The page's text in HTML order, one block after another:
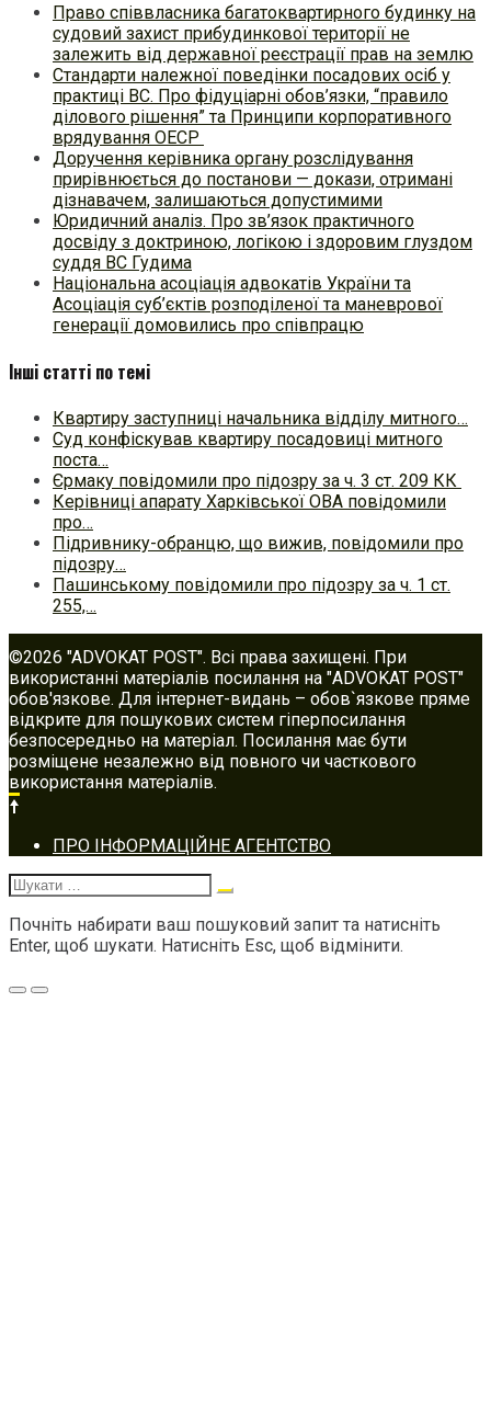
Право співвласника багатоквартирного будинку на
судовий захист прибудинкової території не
залежить від державної реєстрації прав на землю
Стандарти належної поведінки посадових осіб у
практиці ВC. Про фідуціарні обов’язки, “правило
ділового рішення” та Принципи корпоративного
врядування ОЕСР
Доручення керівника органу розслідування
прирівнюється до постанови — докази, отримані
дізнавачем, залишаються допустимими
Юридичний аналіз. Про зв’язок практичного
досвіду з доктриною, логікою і здоровим глуздом
суддя ВС Гудима
Національна асоціація адвокатів України та
Асоціація суб’єктів розподіленої та маневрової
генерації домовились про співпрацю
Інші статті по темі
Квартиру заступниці начальника відділу митного…
Суд конфіскував квартиру посадовиці митного
поста…
Єрмаку повідомили про підозру за ч. 3 ст. 209 КК
Керівниці апарату Харківської ОВА повідомили
про…
Підривнику-обранцю, що вижив, повідомили про
підозру…
Пашинському повідомили про підозру за ч. 1 ст.
255,…
©2026 "ADVOKAT POST". Всі права захищені. При
використанні матеріалів посилання на "ADVOKAT POST"
обов'язкове. Для інтернет-видань – обов`язкове пряме
відкрите для пошукових систем гіперпосилання
безпосередньо на матеріал. Посилання має бути
розміщене незалежно від повного чи часткового
використання матеріалів.
Footer
navigation
ПРО ІНФОРМАЦІЙНЕ АГЕНТСТВО
Шукати:
Почніть набирати ваш пошуковий запит та натисніть
Enter, щоб шукати. Натисніть Esc, щоб відмінити.
Меню